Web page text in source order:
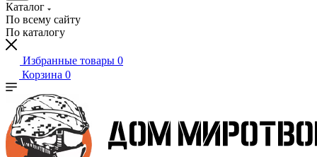
Каталог
По всему сайту
По каталогу
Избранные товары 0
Корзина 0